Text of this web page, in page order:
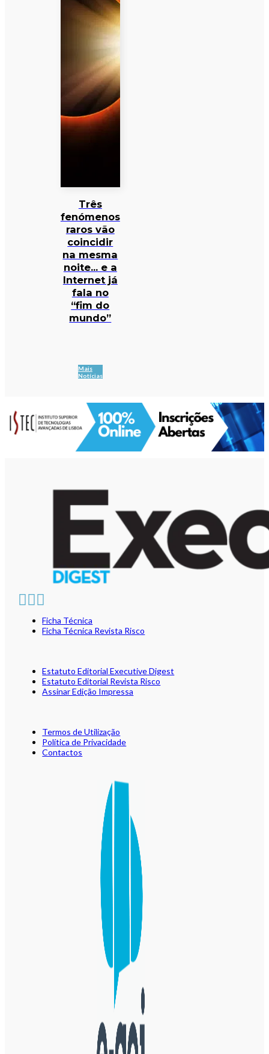
Três
fenómenos
raros vão
coincidir
na mesma
noite… e a
Internet já
fala no
“fim do
mundo”
Mais
Notícias
Ficha Técnica
Ficha Técnica Revista Risco
Estatuto Editorial Executive Digest
Estatuto Editorial Revista Risco
Assinar Edição Impressa
Termos de Utilização
Política de Privacidade
Contactos